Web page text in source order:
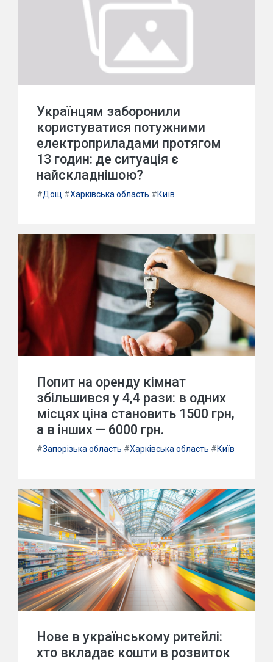
Українцям заборонили
користуватися потужними
електроприладами протягом
13 годин: де ситуація є
найскладнішою?
#Дощ #Харківська область #Київ
Попит на оренду кімнат
збільшився у 4,4 рази: в одних
місцях ціна становить 1500 грн,
а в інших — 6000 грн.
#Запорізька область #Харківська область #Київ
Нове в українському ритейлі:
хто вкладає кошти в розвиток